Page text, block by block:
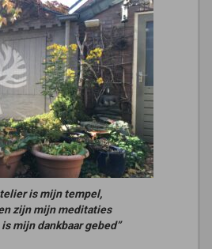
is mijn tempel,
zijn mijn meditaties
mijn dankbaar gebed”